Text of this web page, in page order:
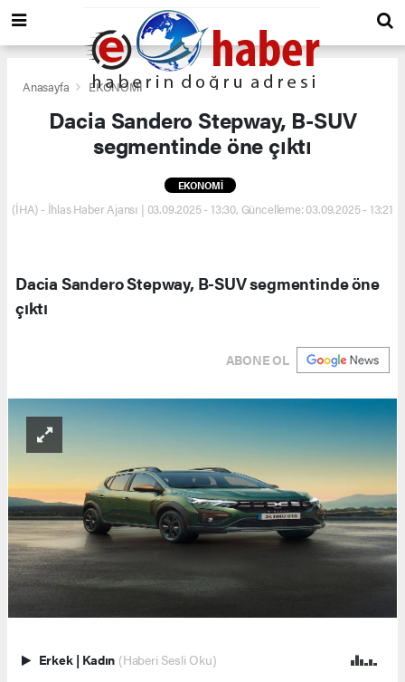
Anasayfa EKONOMİ
Dacia Sandero Stepway, B-SUV
segmentinde öne çıktı
EKONOMİ
(İHA) - İhlas Haber Ajansı | 03.09.2025 - 13:30, Güncelleme: 03.09.2025 - 13:21
Dacia Sandero Stepway, B-SUV segmentinde öne
çıktı
ABONE OL
Erkek | Kadın (Haberi Sesli Oku)